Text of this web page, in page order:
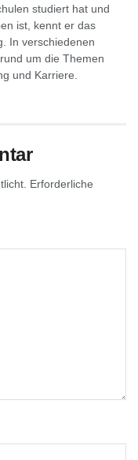
studiert hat und
ist, kennt er das
In verschiedenen
um die Themen
und Karriere.
Erforderliche